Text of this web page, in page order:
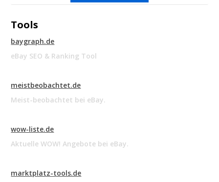
Tools
baygraph.de
eBay SEO & Ranking Tool
meistbeobachtet.de
Meist-beobachtet bei eBay.
wow-liste.de
Aktuelle WOW! Angebote bei eBay.
marktplatz-tools.de